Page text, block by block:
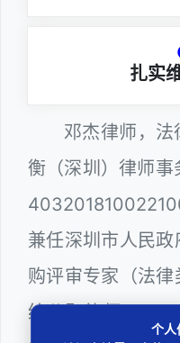
扎实
邓杰律师，
衡（深圳）律师事
兼任深圳市人民
购评审专家（法
统公职律师、
个人